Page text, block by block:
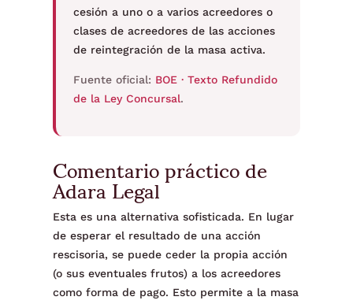
cesión a uno o a varios acreedores o
clases de acreedores de las acciones
de reintegración de la masa activa.
Fuente oficial: BOE · Texto Refundido
de la Ley Concursal.
Comentario práctico de
Adara Legal
Esta es una alternativa sofisticada. En lugar
de esperar el resultado de una acción
rescisoria, se puede ceder la propia acción
(o sus eventuales frutos) a los acreedores
como forma de pago. Esto permite a la masa